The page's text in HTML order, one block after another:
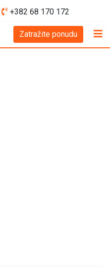
+382 68 170 172
Zatražite ponudu